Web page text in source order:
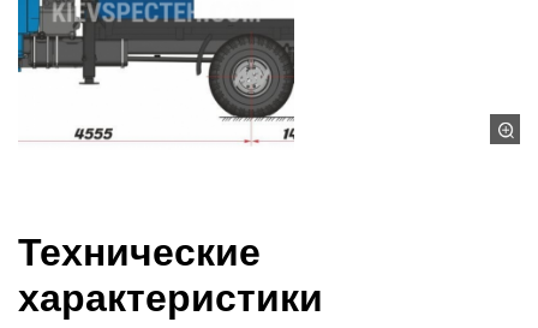
Технические
характеристики